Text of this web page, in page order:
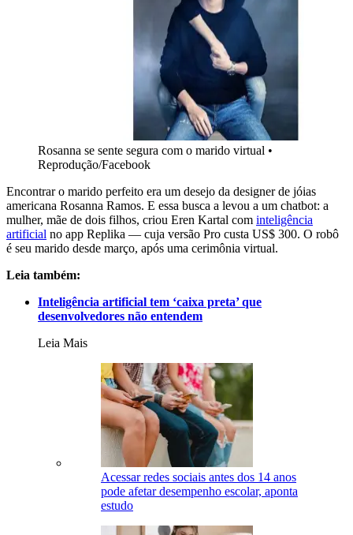
Rosanna se sente segura com o marido virtual •
Reprodução/Facebook
Encontrar o marido perfeito era um desejo da designer de jóias
americana Rosanna Ramos. E essa busca a levou a um chatbot: a
mulher, mãe de dois filhos, criou Eren Kartal com inteligência
artificial no app Replika — cuja versão Pro custa US$ 300. O robô
é seu marido desde março, após uma cerimônia virtual.
Leia também:
Inteligência artificial tem ‘caixa preta’ que
desenvolvedores não entendem
Leia Mais
Acessar redes sociais antes dos 14 anos
pode afetar desempenho escolar, aponta
estudo